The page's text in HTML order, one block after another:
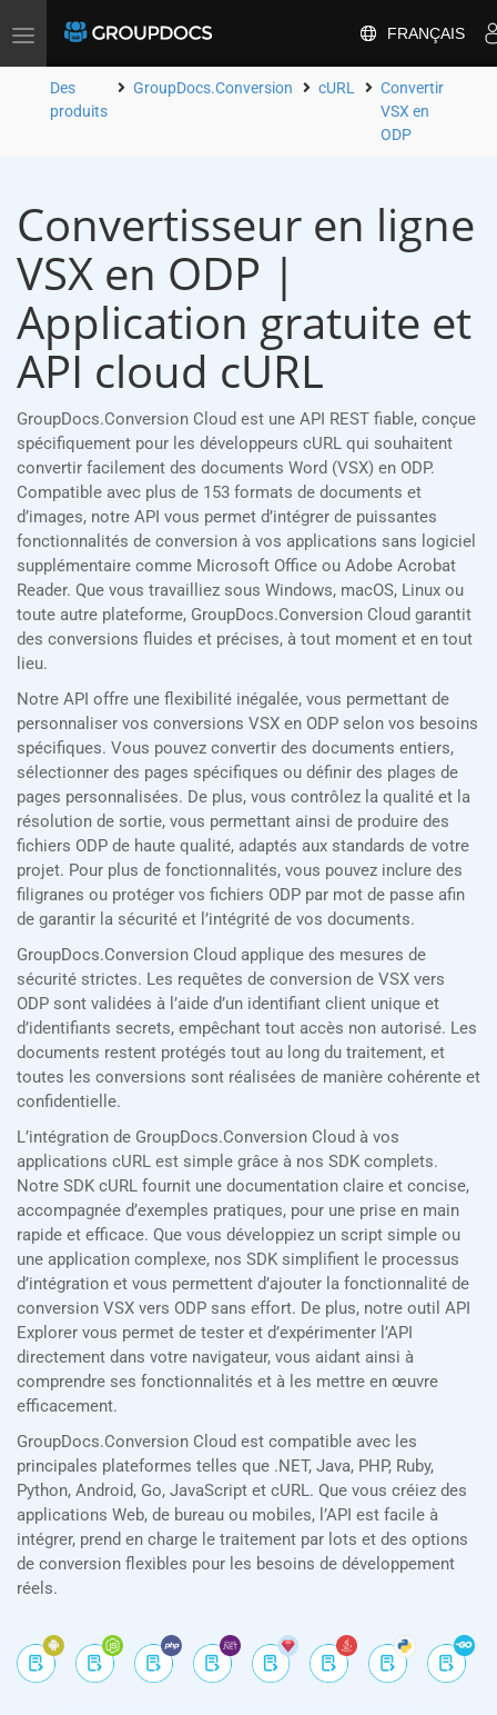
Toggle
FRANÇAIS
Des
produits
GroupDocs.Conversion cURL
Convertir
VSX en
ODP
Convertisseur en ligne
VSX en ODP |
Application gratuite et
API cloud cURL
GroupDocs.Conversion Cloud est une API REST fiable, conçue
spécifiquement pour les développeurs cURL qui souhaitent
convertir facilement des documents Word (VSX) en ODP.
Compatible avec plus de 153 formats de documents et
d’images, notre API vous permet d’intégrer de puissantes
fonctionnalités de conversion à vos applications sans logiciel
supplémentaire comme Microsoft Office ou Adobe Acrobat
Reader. Que vous travailliez sous Windows, macOS, Linux ou
toute autre plateforme, GroupDocs.Conversion Cloud garantit
des conversions fluides et précises, à tout moment et en tout
lieu.
Notre API offre une flexibilité inégalée, vous permettant de
personnaliser vos conversions VSX en ODP selon vos besoins
spécifiques. Vous pouvez convertir des documents entiers,
sélectionner des pages spécifiques ou définir des plages de
pages personnalisées. De plus, vous contrôlez la qualité et la
résolution de sortie, vous permettant ainsi de produire des
fichiers ODP de haute qualité, adaptés aux standards de votre
projet. Pour plus de fonctionnalités, vous pouvez inclure des
filigranes ou protéger vos fichiers ODP par mot de passe afin
de garantir la sécurité et l’intégrité de vos documents.
GroupDocs.Conversion Cloud applique des mesures de
sécurité strictes. Les requêtes de conversion de VSX vers
ODP sont validées à l’aide d’un identifiant client unique et
d’identifiants secrets, empêchant tout accès non autorisé. Les
documents restent protégés tout au long du traitement, et
toutes les conversions sont réalisées de manière cohérente et
confidentielle.
L’intégration de GroupDocs.Conversion Cloud à vos
applications cURL est simple grâce à nos SDK complets.
Notre SDK cURL fournit une documentation claire et concise,
accompagnée d’exemples pratiques, pour une prise en main
rapide et efficace. Que vous développiez un script simple ou
une application complexe, nos SDK simplifient le processus
d’intégration et vous permettent d’ajouter la fonctionnalité de
conversion VSX vers ODP sans effort. De plus, notre outil API
Explorer vous permet de tester et d’expérimenter l’API
directement dans votre navigateur, vous aidant ainsi à
comprendre ses fonctionnalités et à les mettre en œuvre
efficacement.
GroupDocs.Conversion Cloud est compatible avec les
principales plateformes telles que .NET, Java, PHP, Ruby,
Python, Android, Go, JavaScript et cURL. Que vous créiez des
applications Web, de bureau ou mobiles, l’API est facile à
intégrer, prend en charge le traitement par lots et des options
de conversion flexibles pour les besoins de développement
réels.